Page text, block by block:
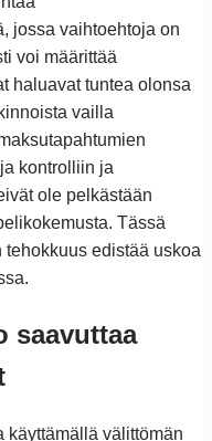
jossa vaihtoehtoja on
voi määrittää
haluavat tuntea olonsa
vailla
kontrolliin ja
ole pelkästään
Tässä
edistää uskoa
saavuttaa
käyttämällä välittömän